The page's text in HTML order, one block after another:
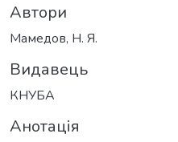
Автори
Мамедов, Н. Я.
Видавець
КНУБА
Анотація